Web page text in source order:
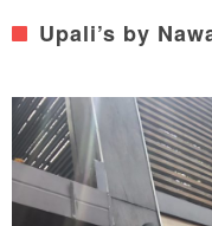
Upali’s by